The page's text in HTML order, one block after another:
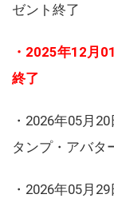
ゼント終了
・2025年12月
終了
・2026年05月
タンプ・アバタ
・2026年05月